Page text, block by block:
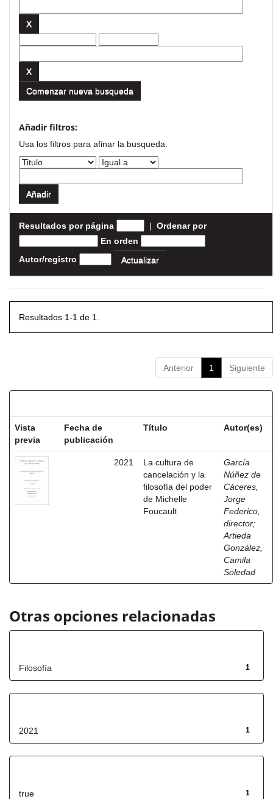
Comenzar nueva busqueda
Añadir filtros:
Usa los filtros para afinar la busqueda.
Resultados por página | Ordenar por
En orden
Autor/registro
Resultados 1-1 de 1.
Anterior 1 Siguiente
Vista
previa
Fecha de
publicación
Título Autor(es)
2021
La cultura de
cancelación y la
filosofía del poder
de Michelle
Foucault
García
Núñez de
Cáceres,
Jorge
Federico,
director;
Artieda
González,
Camila
Soledad
Otras opciones relacionadas
1
Filosofía
1
2021
1
true